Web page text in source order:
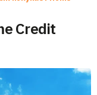
Credit